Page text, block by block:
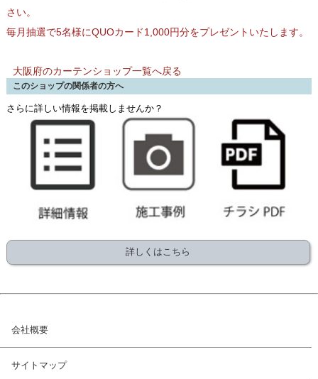
さい。
毎月抽選で5名様にQUOカード1,000円分をプレゼントいたします。
大阪府のカーテンショップ一覧へ戻る
このショップの関係者の方へ
さらに詳しい情報を掲載しませんか？
詳しくはこちら
会社概要
サイトマップ